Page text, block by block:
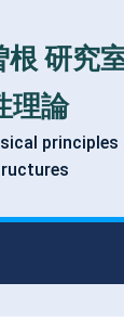
研究
理論